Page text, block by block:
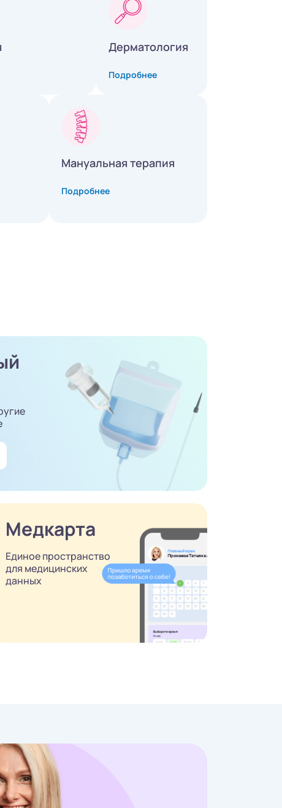
Дерматология
Подробнее
Мануальная терапия
Подробнее
Медкарта
Единое пространство
для медицинских
данных